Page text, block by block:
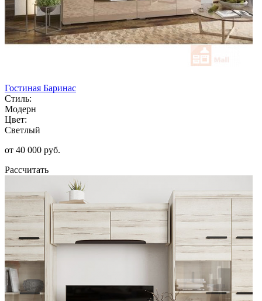
Гостиная Баринас
Стиль:
Модерн
Цвет:
Светлый
от 40 000 руб.
Рассчитать